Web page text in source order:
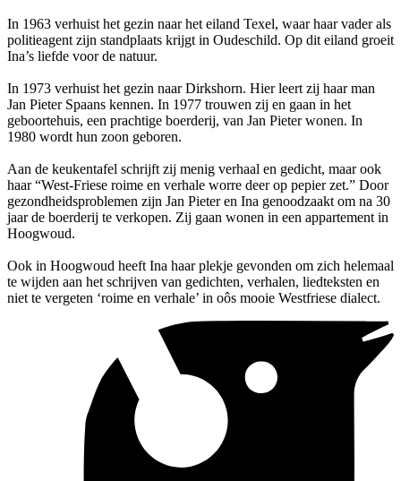
In 1963 verhuist het gezin naar het eiland Texel, waar haar vader als
politieagent zijn standplaats krijgt in Oudeschild. Op dit eiland groeit
Ina’s liefde voor de natuur.
In 1973 verhuist het gezin naar Dirkshorn. Hier leert zij haar man
Jan Pieter Spaans kennen. In 1977 trouwen zij en gaan in het
geboortehuis, een prachtige boerderij, van Jan Pieter wonen. In
1980 wordt hun zoon geboren.
Aan de keukentafel schrijft zij menig verhaal en gedicht, maar ook
haar “West-Friese roime en verhale worre deer op pepier zet.” Door
gezondheidsproblemen zijn Jan Pieter en Ina genoodzaakt om na 30
jaar de boerderij te verkopen. Zij gaan wonen in een appartement in
Hoogwoud.
Ook in Hoogwoud heeft Ina haar plekje gevonden om zich helemaal
te wijden aan het schrijven van gedichten, verhalen, liedteksten en
niet te vergeten ‘roime en verhale’ in oôs mooie Westfriese dialect.